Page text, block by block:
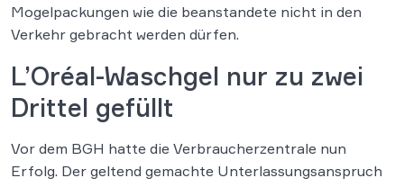
Mogelpackungen wie die beanstandete nicht in den
Verkehr gebracht werden dürfen.
L’Oréal-Waschgel nur zu zwei
Drittel gefüllt
Vor dem BGH hatte die Verbraucherzentrale nun
Erfolg. Der geltend gemachte Unterlassungsanspruch